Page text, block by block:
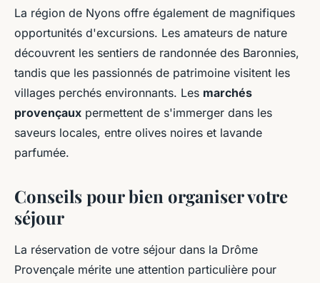
La région de Nyons offre également de magnifiques
opportunités d'excursions. Les amateurs de nature
découvrent les sentiers de randonnée des Baronnies,
tandis que les passionnés de patrimoine visitent les
villages perchés environnants. Les marchés
provençaux permettent de s'immerger dans les
saveurs locales, entre olives noires et lavande
parfumée.
Conseils pour bien organiser votre
séjour
La réservation de votre séjour dans la Drôme
Provençale mérite une attention particulière pour